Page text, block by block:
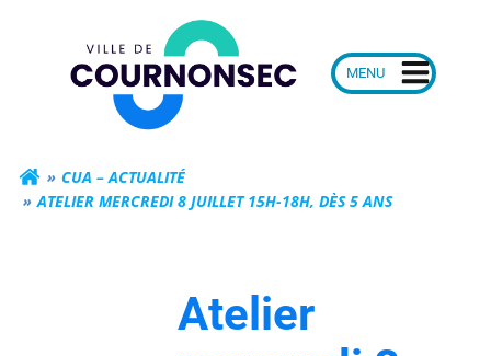
Mairie de
CUA – ACTUALITÉ
ATELIER MERCREDI 8 JUILLET 15H-18H, DÈS 5 ANS
Atelier